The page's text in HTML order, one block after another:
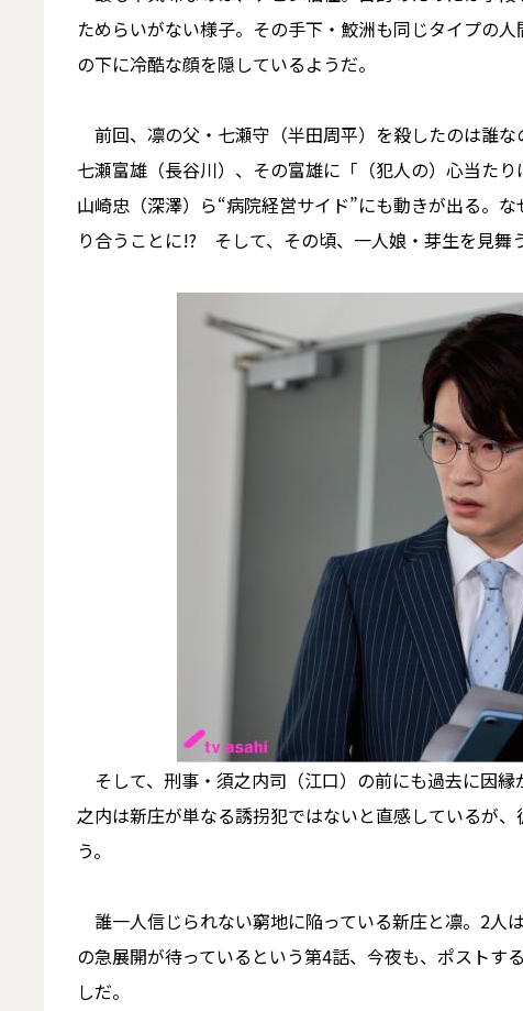
ためらいがない様子。その手下・鮫洲も同じタイプの
の下に冷酷な顔を隠しているようだ。
前回、凛の父・七瀬守（半田周平）を殺したのは誰
七瀬富雄（長谷川）、その富雄に「（犯人の）心当た
山崎忠（深澤）ら“病院経営サイド”にも動きが出る。
り合うことに!? そして、その頃、一人娘・芽生を見舞
そして、刑事・須之内司（江口）の前にも過去に因
之内は新庄が単なる誘拐犯ではないと直感しているが
う。
誰一人信じられない窮地に陥っている新庄と凛。2人
の急展開が待っているという第4話、今夜も、ポストす
しだ。